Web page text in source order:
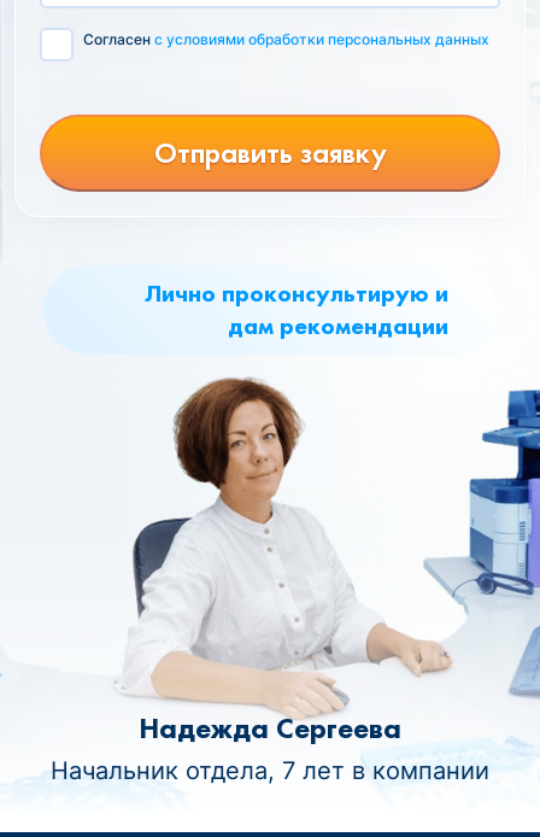
Лично проконсультирую и
дам рекомендации
Надежда Сергеева
Начальник отдела, 7 лет в компании
Согласен с условиями обработки персональных данных
Отправить заявку